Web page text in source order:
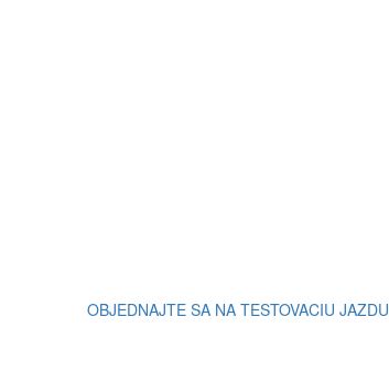
OBJEDNAJTE SA NA TESTOVACIU JAZDU